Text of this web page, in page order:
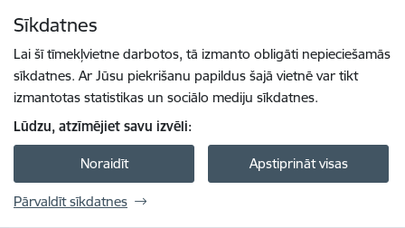
Sīkdatnes
Lai šī tīmekļvietne darbotos, tā izmanto obligāti nepieciešamās
sīkdatnes. Ar Jūsu piekrišanu papildus šajā vietnē var tikt
izmantotas statistikas un sociālo mediju sīkdatnes.
Lūdzu, atzīmējiet savu izvēli:
Noraidīt Apstiprināt visas
Pārvaldīt sīkdatnes